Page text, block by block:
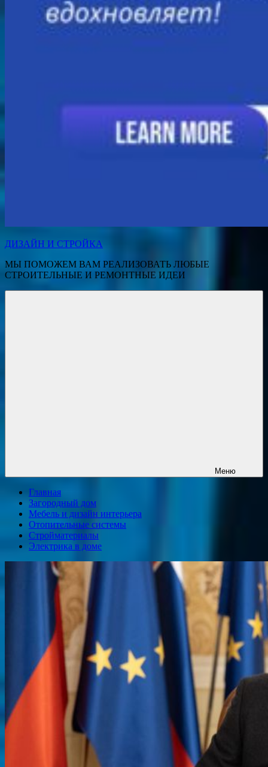
ДИЗАЙН И СТРОЙКА
МЫ ПОМОЖЕМ ВАМ РЕАЛИЗОВАТЬ ЛЮБЫЕ
СТРОИТЕЛЬНЫЕ И РЕМОНТНЫЕ ИДЕИ
Меню
Главная
Загородный дом
Мебель и дизайн интерьера
Отопительные системы
Стройматериалы
Электрика в доме